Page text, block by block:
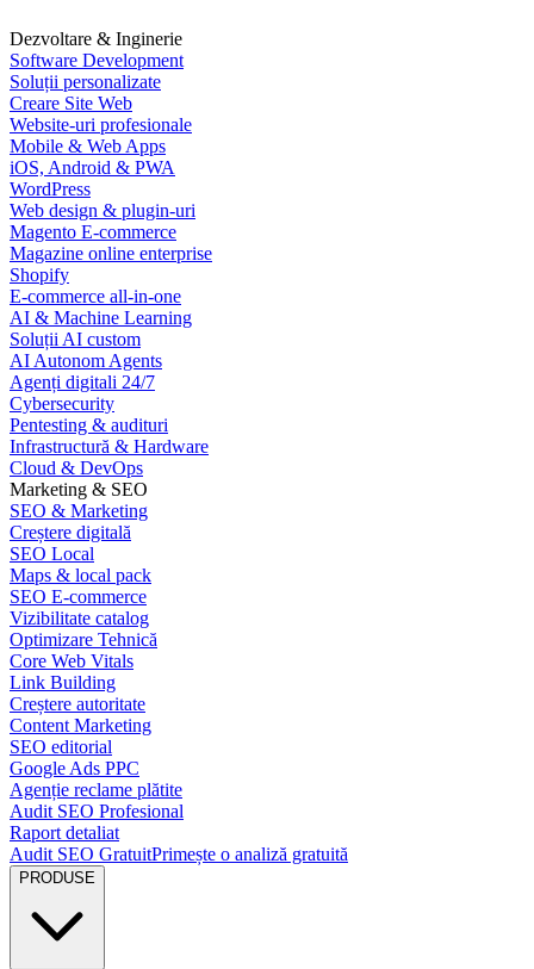
Dezvoltare & Inginerie
Software Development
Soluții personalizate
Creare Site Web
Website-uri profesionale
Mobile & Web Apps
iOS, Android & PWA
WordPress
Web design & plugin-uri
Magento E-commerce
Magazine online enterprise
Shopify
E-commerce all-in-one
AI & Machine Learning
Soluții AI custom
AI Autonom Agents
Agenți digitali 24/7
Cybersecurity
Pentesting & audituri
Infrastructură & Hardware
Cloud & DevOps
Marketing & SEO
SEO & Marketing
Creștere digitală
SEO Local
Maps & local pack
SEO E-commerce
Vizibilitate catalog
Optimizare Tehnică
Core Web Vitals
Link Building
Creștere autoritate
Content Marketing
SEO editorial
Google Ads PPC
Agenție reclame plătite
Audit SEO Profesional
Raport detaliat
Audit SEO GratuitPrimește o analiză gratuită
PRODUSE